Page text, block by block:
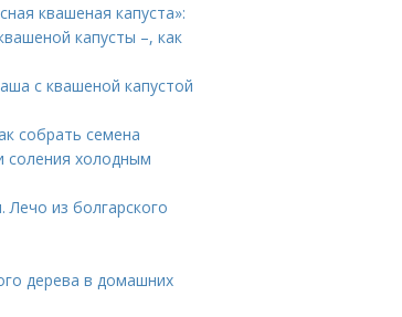
квашеная капуста»:
капусты –, как
с квашеной капустой
собрать семена
холодным
из болгарского
дерева в домашних